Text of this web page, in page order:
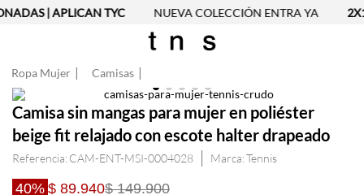
| APLICAN TYC NUEVA COLECCIÓN ENTRA YA
Ropa Mujer Camisas
Camisa sin mangas para mujer en poliéster
beige fit relajado con escote halter drapeado
Referencia: CAM-ENT-MSI-0004028 Tennis
40% $ 89.940$ 149.900